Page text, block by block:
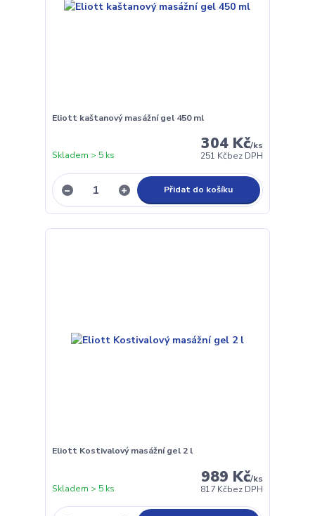
Eliott kaštanový masážní gel 450 ml
304 Kč/ks
251 Kčbez DPH
Skladem > 5 ks
Přidat do košíku
Eliott Kostivalový masážní gel 2 l
989 Kč/ks
817 Kčbez DPH
Skladem > 5 ks